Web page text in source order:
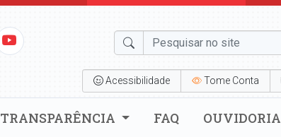
Acessibilidade Tome Conta
TRANSPARÊNCIA FAQ OUVIDORIA